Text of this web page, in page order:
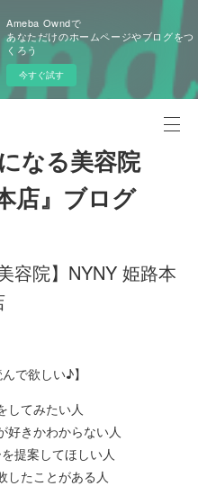
Ameba Owndで
あなただけのホームページやブログをつ
くろう
今すぐ試す
なる美容院
店』ブログ
容院】NYNY 姫路本
で欲しい♪】
してみたい人
好きかわからない人
提案してほしい人
したことがある人